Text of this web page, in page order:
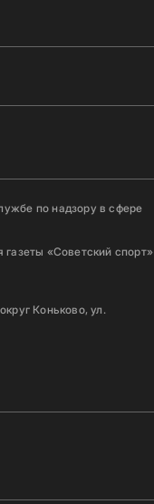
по надзору в сфере
«Советский спорт»
Коньково, ул.